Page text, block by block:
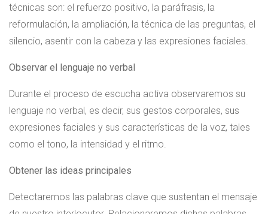
técnicas son: el refuerzo positivo, la paráfrasis, la
reformulación, la ampliación, la técnica de las preguntas, el
silencio, asentir con la cabeza y las expresiones faciales.
Observar el lenguaje no verbal
Durante el proceso de escucha activa observaremos su
lenguaje no verbal, es decir, sus gestos corporales, sus
expresiones faciales y sus características de la voz, tales
como el tono, la intensidad y el ritmo.
Obtener las ideas principales
Detectaremos las palabras clave que sustentan el mensaje